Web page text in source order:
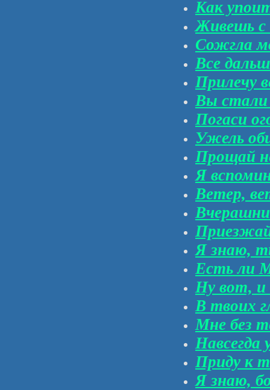
Как
Живешь с
Сожгла
Все
Прилечу
Вы стали
Погаси
Ужель
Прощай
Я
Ветер,
Я знаю,
Есть ли
Ну вот, и
В твоих
Мне без
Навсегда
Приду к
Я знаю,